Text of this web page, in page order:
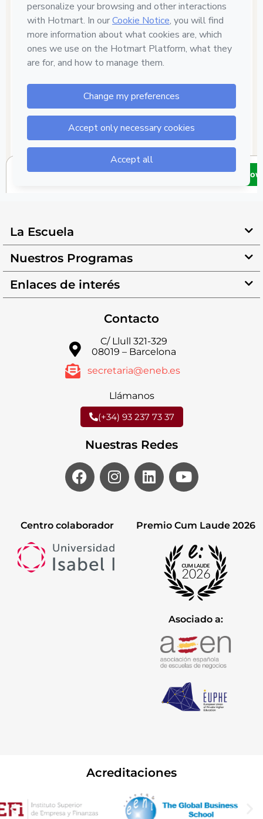
La Escuela
Nuestros Programas
Enlaces de interés
Contacto
C/ Llull 321-329
08019 – Barcelona
secretaria@eneb.es
Llámanos
(+34) 93 237 73 37
Nuestras Redes
Centro colaborador Premio Cum Laude 2026
Asociado a:
Acreditaciones